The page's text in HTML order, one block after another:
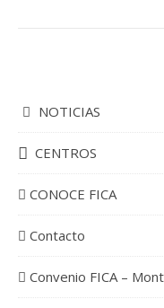
NOTICIAS
CENTROS
CONOCE FICA
Contacto
Convenio FICA –